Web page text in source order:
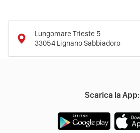
Lungomare Trieste 5
33054 Lignano Sabbiadoro
Scarica la App: